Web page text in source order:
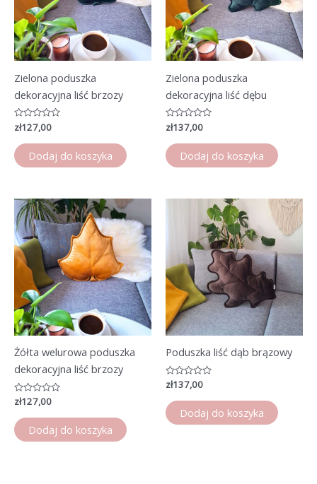
Zielona poduszka
dekoracyjna liść brzozy
Oceniono
na
5
zł127,00
Dodaj do koszyka
Zielona poduszka
dekoracyjna liść dębu
Oceniono
na
5
zł137,00
Dodaj do koszyka
Żółta welurowa poduszka
dekoracyjna liść brzozy
Oceniono
na
5
zł127,00
Dodaj do koszyka
Poduszka liść dąb brązowy
Oceniono
na
5
zł137,00
Dodaj do koszyka